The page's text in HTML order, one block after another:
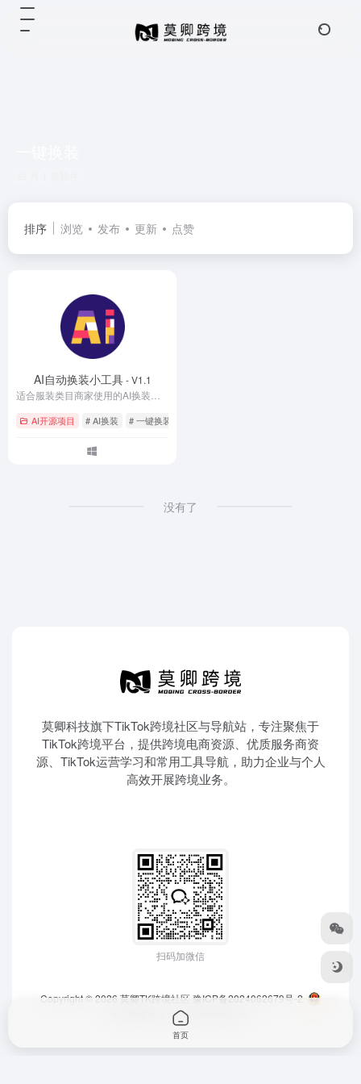
排序 浏览 发布 更新 点赞
AI自动换装小工具- V1.1
AI开源项目 # AI换装 # 一键换装
没有了
莫卿科技旗下TikTok跨境社区与导航站，专注聚焦于
TikTok跨境平台，提供跨境电商资源、优质服务商资
源、TikTok运营学习和常用工具导航，助力企业与个人
高效开展跨境业务。
扫码加微信
Copyright © 2026 莫卿TK跨境社区 豫ICP备2024062679号-2
豫公网安备 41010202003364号
首页